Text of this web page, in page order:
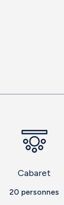
Cabaret
20 personnes